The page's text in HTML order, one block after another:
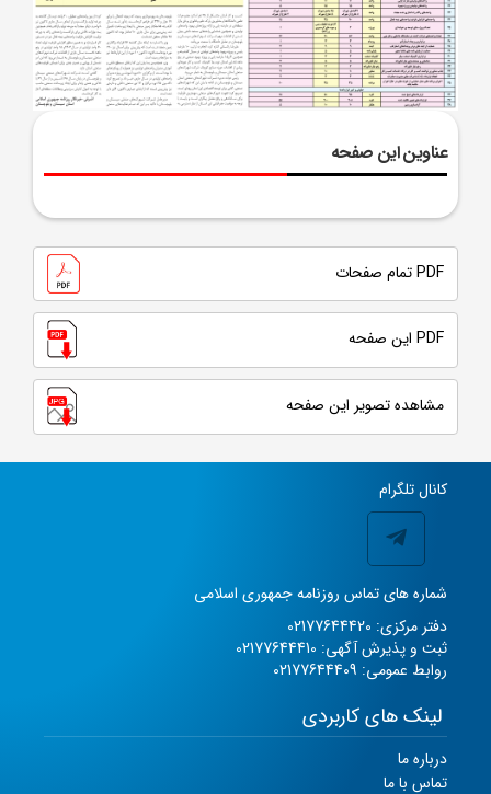
عناوین این صفحه
PDF تمام صفحات
PDF این صفحه
مشاهده تصویر این صفحه
کانال تلگرام
شماره های تماس روزنامه جمهوری اسلامی
دفتر مرکزی: 02177644420
ثبت و پذیرش آگهی: 02177644410
روابط عمومی: 02177644409
لینک های کاربردی
درباره ما
تماس با ما